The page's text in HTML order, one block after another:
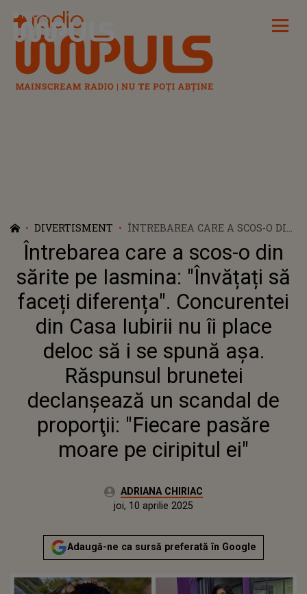
Radio Impuls
DIVERTISMENT
ÎNTREBAREA CARE A SCOS-O DIN
SĂRITE PE IASMINA: "ÎNVĂȚAȚI
SĂ FACEȚI DIFERENȚA".
CONCURENTEI DIN CASA IUBIRII
NU ÎI PLACE DELOC SĂ I SE
SPUNĂ AȘA. RĂSPUNSUL
BRUNETEI DECLANŞEAZĂ UN
SCANDAL DE PROPORŢII:
"FIECARE PASĂRE MOARE PE
CIRIPITUL EI"
Întrebarea care a scos-o din
sărite pe Iasmina: "Învățați să
faceți diferența". Concurentei
din Casa Iubirii nu îi place
deloc să i se spună așa.
Răspunsul brunetei
declanşează un scandal de
proporţii: "Fiecare pasăre
moare pe ciripitul ei"
Autor:ADRIANA CHIRIAC
Actualizat:
joi, 10 aprilie 2025
Adaugă-ne ca sursă preferată în Google